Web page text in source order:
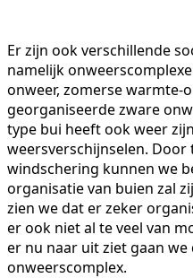
Er zijn ook verschillende
namelijk
onweer, zomerse warmte-
georganiseerde zware
type bui heeft ook weer
weersverschijnselen.
windschering kunnen we
organisatie van buien zal
zien we dat er zeker
er ook niet al te veel van
er nu naar uit ziet gaan
onweerscomplex.